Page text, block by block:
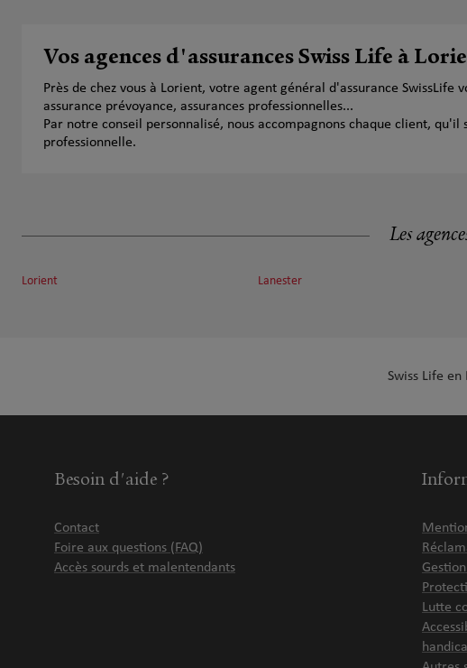
Vos agences d'assurances Swiss Life à
Près de chez vous à Lorient, votre agent général d'assurance
assurance prévoyance, assurances professionnelles...
Par notre conseil personnalisé, nous accompagnons chaque client,
professionnelle.
Les
Lorient Lanester
Swiss Life en
Besoin d'aide ?
Contact
Foire aux questions (FAQ)
Accès sourds et malentendants
Lutte